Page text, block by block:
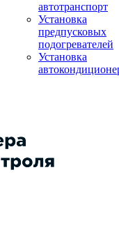
автотранспорт
Установка
предпусковых
подогревателей
Установка